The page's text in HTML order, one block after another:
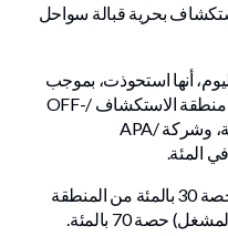
بحرية قبالة سواحل
أنها استحوذت، بموجب
الاتفاقيات، على حصة 18 بالمئة من منطقة الاستكشاف /OFF-
4/، واحتفظت /شل/ بحصة 32 بالمئة، وشركة /APA
كما استحوذت /قطر للطاقة/ على حصة 30 بالمئة من المنطقة